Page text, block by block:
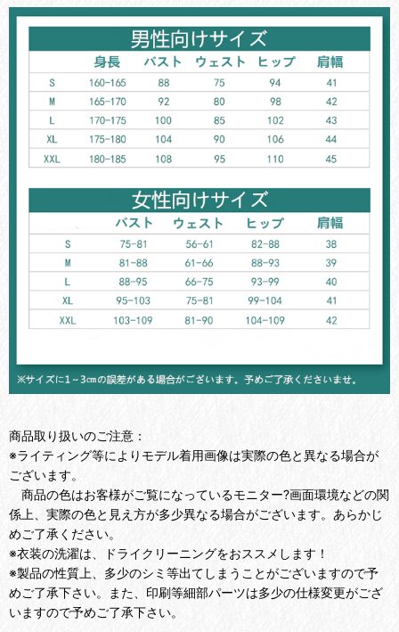
商品取り扱いのご注意：
※ライティング等によりモデル着用画像は実際の色と異なる場合が
ございます。
商品の色はお客様がご覧になっているモニター?画面環境などの関
係上、実際の色と見え方が多少異なる場合がございます。あらかじ
めご了承ください。
※衣装の洗濯は、ドライクリーニングをおススメします！
※製品の性質上、多少のシミ等出てしまうことがございますので予
めご了承下さい。また、印刷等細部パーツは多少の仕様変更がござ
いますので予めご了承下さい。